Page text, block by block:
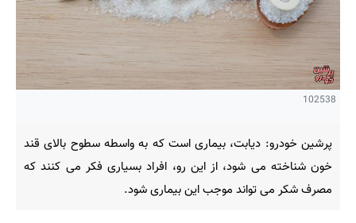
102538
پرشین خودرو: دیابت، بیماری است که به واسطه سطوح بالای قند
خون شناخته می شود، از این رو، افراد بسیاری فکر می کنند که
مصرف شکر می تواند موجب این بیماری شود.